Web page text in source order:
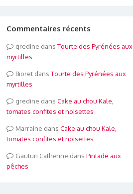
Commentaires récents
gredine dans Tourte des Pyrénées aux
myrtilles
Bioretdans Tourte des Pyrénées aux
myrtilles
gredine dans Cake au chou Kale,
tomates confites et noisettes
Marraine dans Cake au chou Kale,
tomates confites et noisettes
Gautun Catherine dans Pintade aux
pêches